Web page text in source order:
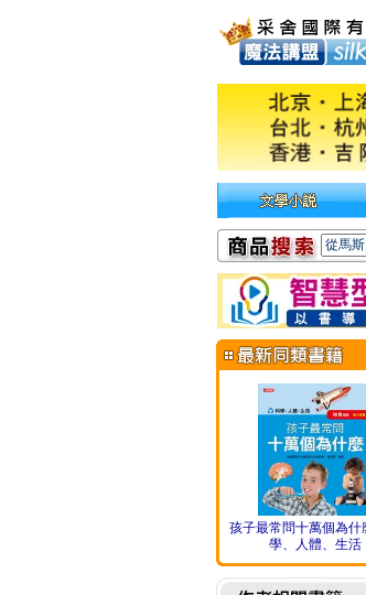
孩子最常問十萬個為什
學、人體、生活